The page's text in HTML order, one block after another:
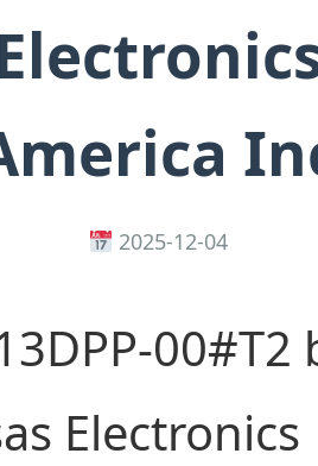
2025-12-04
00#T2
Electronics